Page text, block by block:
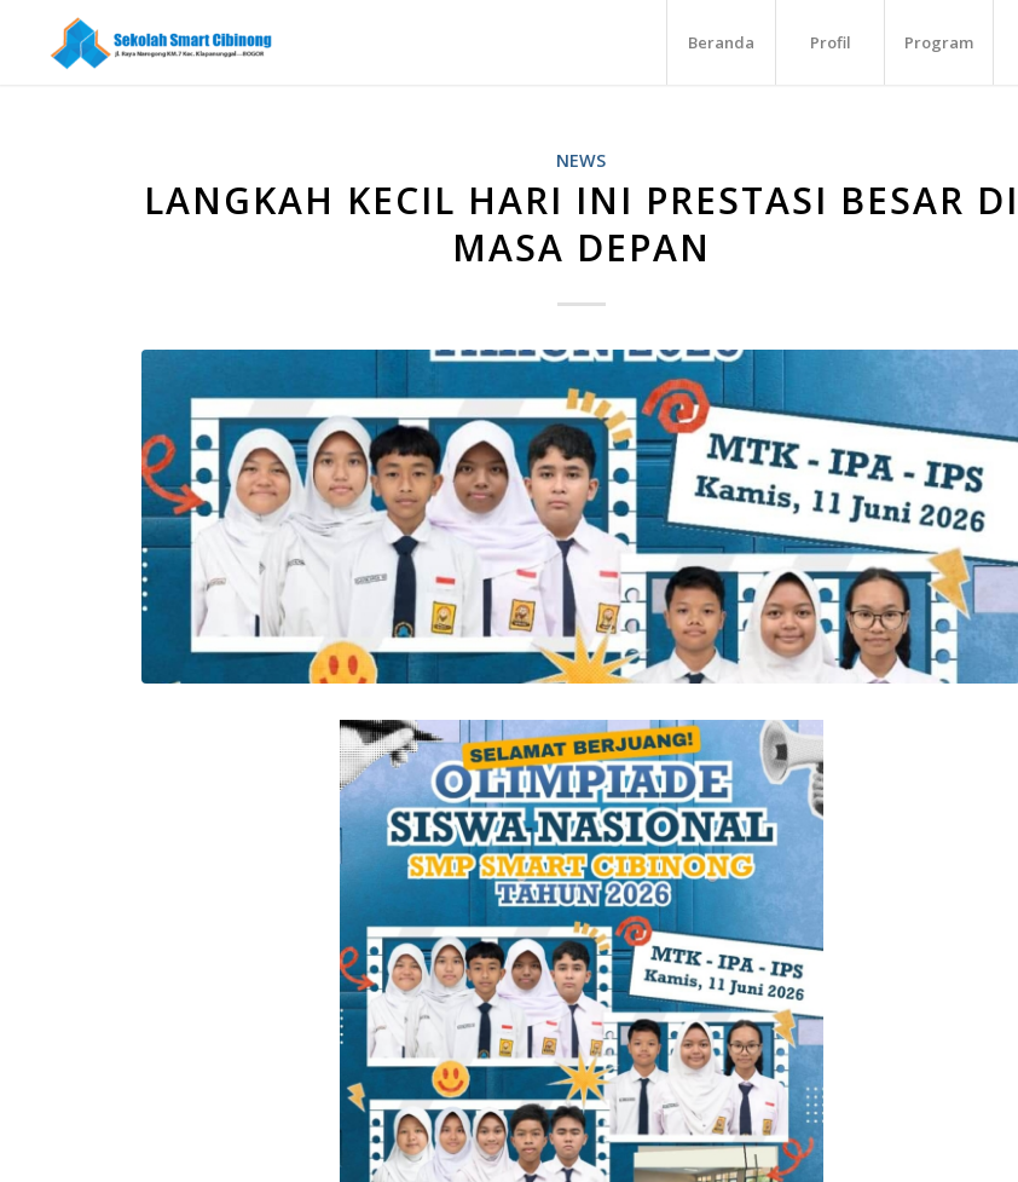
Beranda Profil Program
NEWS
LANGKAH KECIL HARI INI PRESTASI BESAR DI
MASA DEPAN